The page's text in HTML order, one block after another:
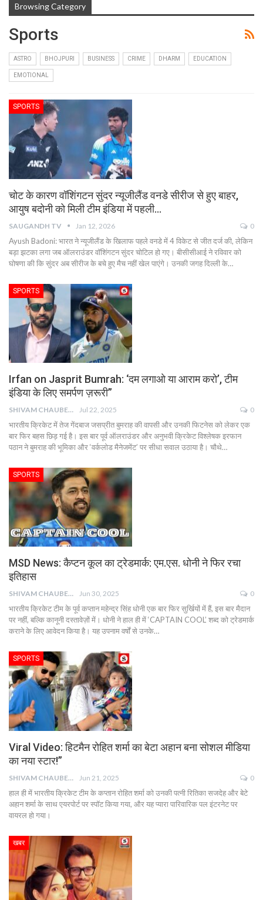
Browsing Category
Sports
ASTRO BHOJPURI BUSINESS CRIME DHARM EDUCATION
EMOTIONAL
SPORTS
चोट के कारण वॉशिंगटन सुंदर न्यूजीलैंड वनडे सीरीज से हुए बाहर,
आयुष बदोनी को मिली टीम इंडिया में पहली…
SAUGANDH TV Jan 12, 2026 0
Ayush Badoni: भारत ने न्यूजीलैंड के खिलाफ पहले वनडे में 4 विकेट से जीत दर्ज की, लेकिन
बड़ा झटका लगा जब ऑलराउंडर वॉशिंगटन सुंदर चोटिल हो गए। बीसीसीआई ने रविवार को
घोषणा की कि सुंदर अब सीरीज के बचे हुए मैच नहीं खेल पाएंगे। उनकी जगह दिल्ली के…
SPORTS
Irfan on Jasprit Bumrah: ‘दम लगाओ या आराम करो’, टीम
इंडिया के लिए समर्पण ज़रूरी”
SHIVAM CHAUBEY Jul 22, 2025 0
भारतीय क्रिकेट में तेज गेंदबाज जसप्रीत बुमराह की वापसी और उनकी फिटनेस को लेकर एक
बार फिर बहस छिड़ गई है। इस बार पूर्व ऑलराउंडर और अनुभवी क्रिकेट विश्लेषक इरफान
पठान ने बुमराह की भूमिका और ‘वर्कलोड मैनेजमेंट’ पर सीधा सवाल उठाया है। चौथे…
SPORTS
MSD News: कैप्टन कूल का ट्रेडमार्क: एम.एस. धोनी ने फिर रचा
इतिहास
SHIVAM CHAUBEY Jun 30, 2025 0
भारतीय क्रिकेट टीम के पूर्व कप्तान महेन्द्र सिंह धोनी एक बार फिर सुर्खियों में हैं, इस बार मैदान
पर नहीं, बल्कि कानूनी दस्तावेज़ों में। धोनी ने हाल ही में ‘CAPTAIN COOL’ शब्द को ट्रेडमार्क
कराने के लिए आवेदन किया है। यह उपनाम वर्षों से उनके…
SPORTS
Viral Video: हिटमैन रोहित शर्मा का बेटा अहान बना सोशल मीडिया
का नया स्टार!”
SHIVAM CHAUBEY Jun 21, 2025 0
हाल ही में भारतीय क्रिकेट टीम के कप्तान रोहित शर्मा को उनकी पत्नी रितिका सजदेह और बेटे
अहान शर्मा के साथ एयरपोर्ट पर स्पॉट किया गया, और यह प्यारा पारिवारिक पल इंटरनेट पर
वायरल हो गया।
खबर